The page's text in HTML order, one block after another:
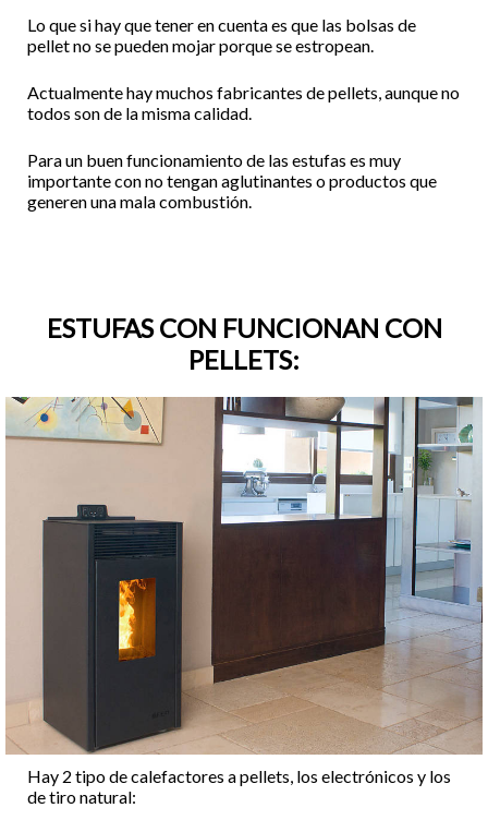
Lo que si hay que tener en cuenta es que las bolsas de
pellet no se pueden mojar porque se estropean.
Actualmente hay muchos fabricantes de pellets, aunque no
todos son de la misma calidad.
Para un buen funcionamiento de las estufas es muy
importante con no tengan aglutinantes o productos que
generen una mala combustión.
ESTUFAS CON FUNCIONAN CON
PELLETS:
Hay 2 tipo de calefactores a pellets, los electrónicos y los
de tiro natural: